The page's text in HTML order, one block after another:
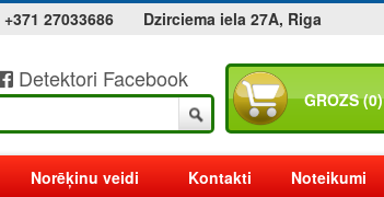
+371 27033686 Dzirciema iela 27A, Riga
Detektori Facebook
GROZS (0)
Norēķinu veidi Kontakti Noteikumi